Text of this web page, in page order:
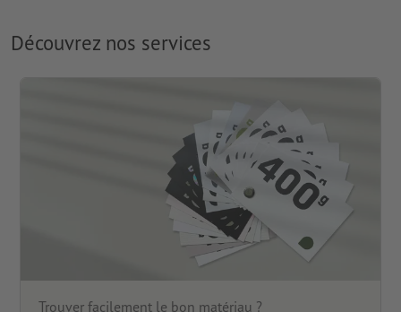
Découvrez nos services
Trouver facilement le bon matériau ?